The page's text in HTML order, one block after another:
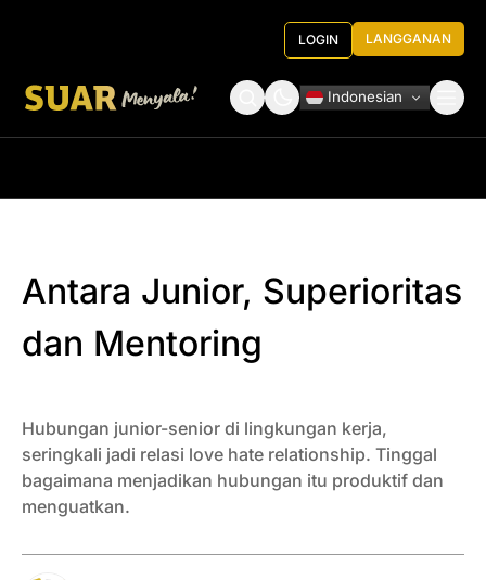
LOGIN LANGGANAN
Indonesian
Antara Junior, Superioritas
dan Mentoring
Hubungan junior-senior di lingkungan kerja,
seringkali jadi relasi love hate relationship. Tinggal
bagaimana menjadikan hubungan itu produktif dan
menguatkan.